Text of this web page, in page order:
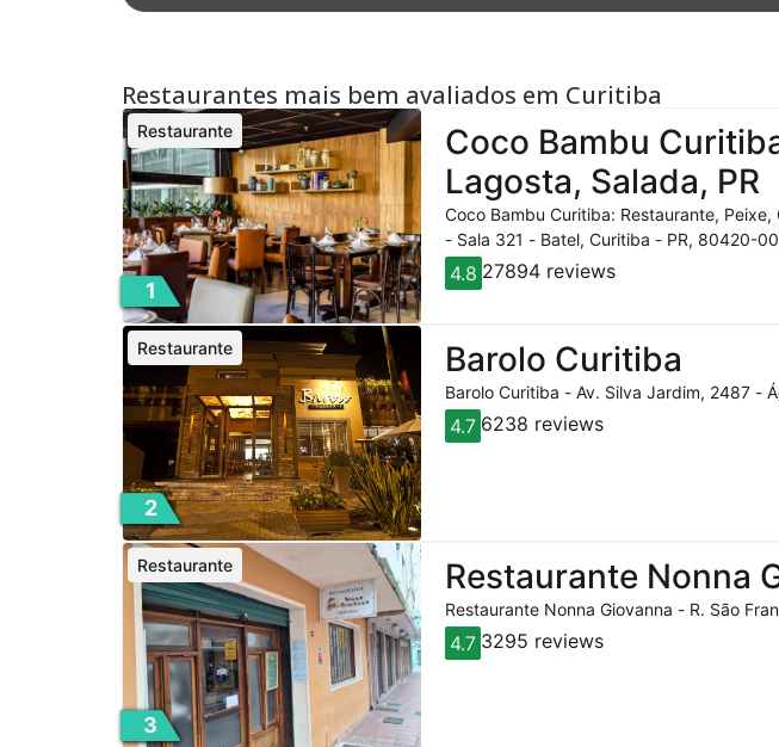
Restaurantes mais bem avaliados em Curitiba
1
Coco Bambu
Lagosta, Salada, PR
Restaurante
Coco Bambu Curitiba: Restaurante,
- Sala 321 - Batel, Curitiba - PR, 80420-
4.8 27894 reviews
2
Barolo Curitiba
Restaurante
Barolo Curitiba - Av. Silva Jardim, 2487 -
4.7 6238 reviews
3
Restaurante Nonna
Restaurante
Restaurante Nonna Giovanna - R. São
4.7 3295 reviews